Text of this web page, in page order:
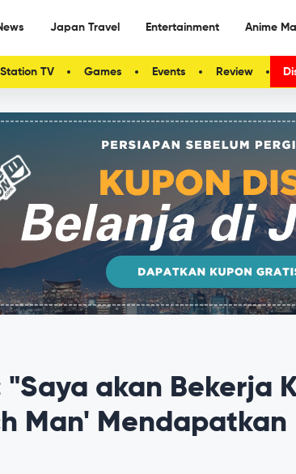
Japan Travel Entertainment Anime
TV Games Events Review
akan Bekerja
Man' Mendapatkan